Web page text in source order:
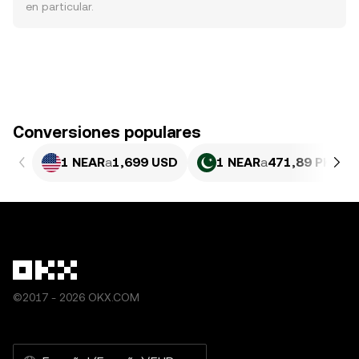
en particular.
Conversiones populares
1 NEARa1,699 USD 1 NEARa471,89 PKR
©2017 - 2026 OKX.COM